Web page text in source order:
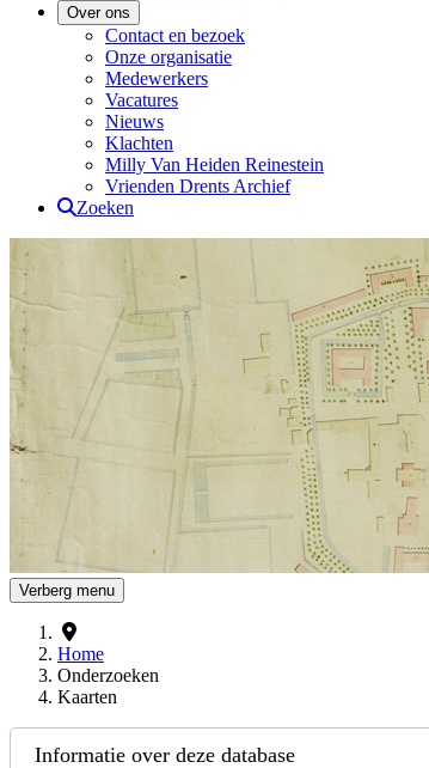
Over ons
Contact en bezoek
Onze organisatie
Medewerkers
Vacatures
Nieuws
Klachten
Milly Van Heiden Reinestein
Vrienden Drents Archief
Zoeken
Drents Archief
Verberg menu
Home
Onderzoeken
Kaarten
Informatie over deze database